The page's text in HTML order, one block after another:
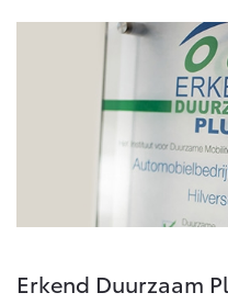
Vanaf € 39.995,-
Mirai
Erkend Duurzaam